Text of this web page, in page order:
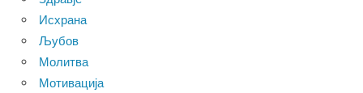
Исхрана
Љубов
Молитва
Мотивација